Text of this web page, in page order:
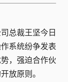
总裁王坚今日
系统纷争发表
，强迫合作伙
放原则。